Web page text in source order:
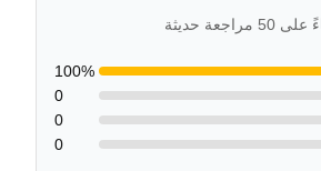
50 مراجعة حديثة
100%
0
0
0